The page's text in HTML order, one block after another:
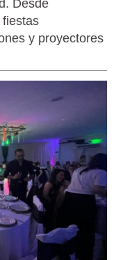
Desde
y proyectores